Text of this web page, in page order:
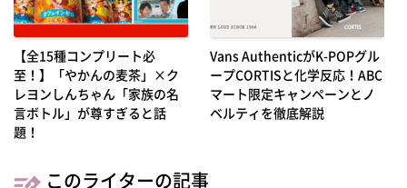
【全15種コンプリート必
至！】「やかんの麦茶」×ク
レヨンしんちゃん「家族の名
言ボトル」が尊すぎると話
題！
Vans AuthenticがK-POPグル
ープCORTISと化学反応！ABC
マート限定キャンペーンとノ
ベルティを徹底解説
このライターの記事